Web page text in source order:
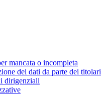
mancata o incompleta
dei dati da parte dei titolari
dirigenziali